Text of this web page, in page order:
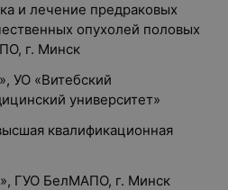
и лечение предраковых
опухолей половых
г. Минск
УО «Витебский
университет»
квалификационная
ГУО БелМАПО, г. Минск